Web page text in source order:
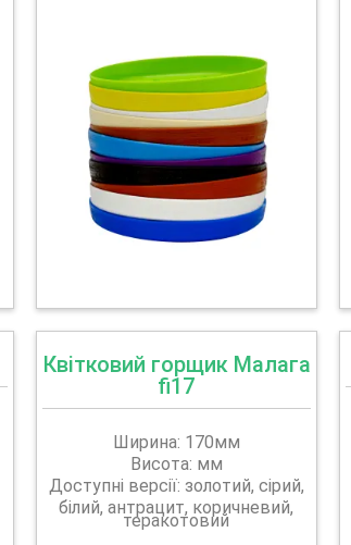
Квітковий горщик Малага
fi17
Ширина: 170мм
Висота: мм
Доступні версії: золотий, сірий,
білий, антрацит, коричневий,
теракотовий